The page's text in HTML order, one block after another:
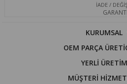
İADE /
GARANTİ
KURUMSAL
OEM PARÇA
YERLİ ÜRETİM
MÜŞTERİ